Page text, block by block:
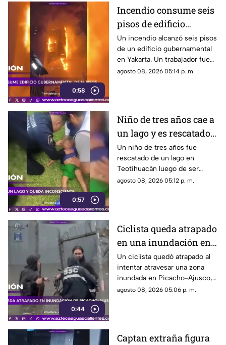
0:58
Incendio consume seis
pisos de edificio
gubernamental en
Yakarta
Un incendio alcanzó seis pisos
de un edificio gubernamental
en Yakarta. Un trabajador fue
rescatado y cerca de mil
agosto 08, 2026 05:14 p. m.
0:57
Niño de tres años cae a
un lago y es rescatado
inconsciente en
Teotihuacán
Un niño de tres años fue
rescatado de un lago en
Teotihuacán luego de ser
localizado inconsciente. Un
agosto 08, 2026 05:12 p. m.
0:44
Ciclista queda atrapado
en una inundación en
Picacho-Ajusco
Un ciclista quedó atrapado al
intentar atravesar una zona
inundada en Picacho-Ajusco,
Tlalpan. Elementos de la SSC
agosto 08, 2026 05:06 p. m.
Captan extraña figura